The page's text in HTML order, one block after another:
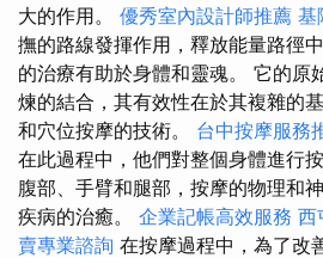
大的作用。 優秀室內設計師推薦 基
撫的路線發揮作用，釋放能量路徑
的治療有助於身體和靈魂。 它的原
煉的結合，其有效性在於其複雜的
和穴位按摩的技術。 台中按摩服務
在此過程中，他們對整個身體進行
腹部、手臂和腿部，按摩的物理和
疾病的治癒。 企業記帳高效服務 西
賣專業諮詢 在按摩過程中，為了